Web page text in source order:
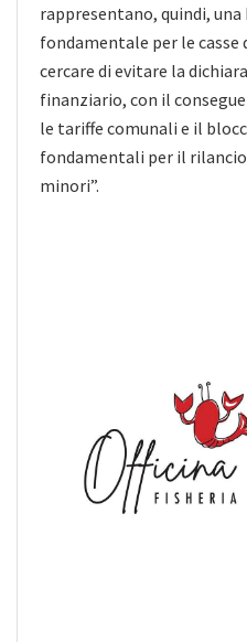
rappresentano, quindi, una
fondamentale per le casse
cercare di evitare la
finanziario, con il
le tariffe comunali e il
fondamentali per il
minori”.